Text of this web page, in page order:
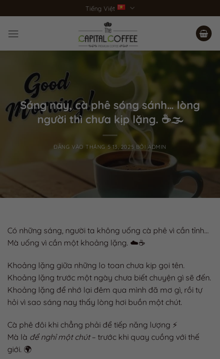
qua
nội
Tiếng Việt
Sáng nay, cà phê sóng sánh… lòng
người thì chưa kịp lặng. ☕️🌫️
ĐĂNG VÀOTHÁNG 5 13, 2025 BỞI ADMIN
Có những sáng, người ta không uống cà phê vì cần tỉnh…
Mà uống vì cần một khoảng lặng. ☁️☕️
Khoảng lặng giữa những lo toan chưa kịp gọi tên.
Khoảng lặng trước một ngày chưa biết chuyện gì sẽ đến.
Khoảng lặng để nhớ lại đêm qua mình đã mơ gì, rồi tự
hỏi vì sao sáng nay thấy lòng hơi buồn một chút.
Cà phê đôi khi chẳng phải để tiếp năng lượng ⚡
Mà là để nghỉ một chút– trước khi quay cuồng với thế
giới. 🌍